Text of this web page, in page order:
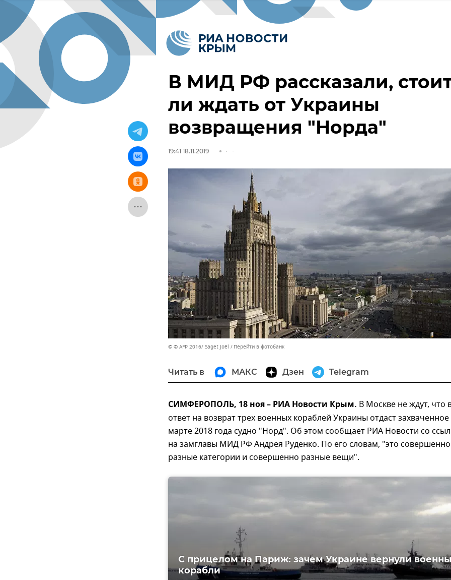
В МИД РФ рассказали,
ли ждать от Украины
возвращения "Норда"
19:41 18.11.2019
© © AFP 2016/ Saget Joël Перейти в фотобанк
Читать в МАКС Дзен Telegram
СИМФЕРОПОЛЬ, 18 ноя – РИА Новости Крым. В Москве не ждут, что
ответ на возврат трех военных кораблей Украины отдаст захваченное
марте 2018 года судно "Норд". Об этом сообщает РИА Новости со
на замглавы МИД РФ Андрея Руденко. По его словам, "это совершенно
разные категории и совершенно разные вещи".
С прицелом на Париж: зачем Украине вернули
корабли